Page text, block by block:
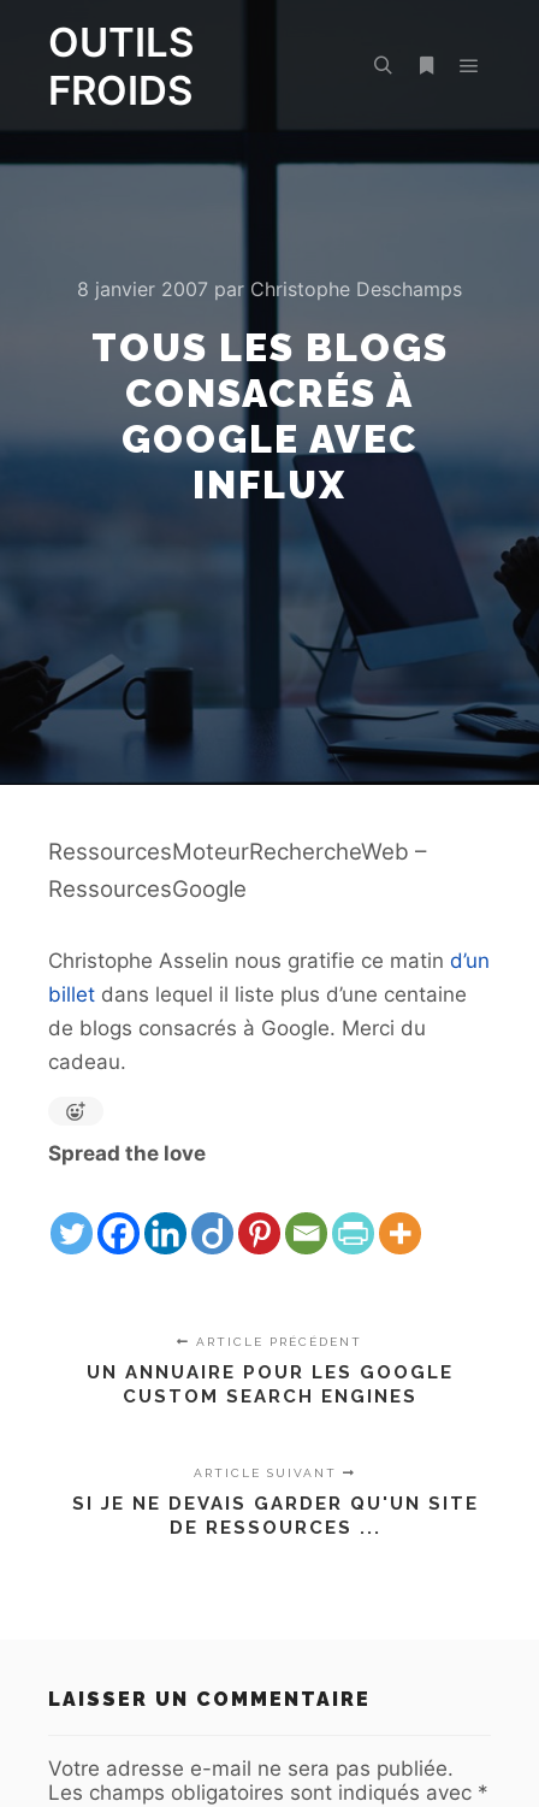
OUTILS
FROIDS
8 janvier 2007 par Christophe Deschamps
TOUS LES BLOGS
CONSACRÉS À
GOOGLE AVEC
INFLUX
RessourcesMoteurRechercheWeb –
RessourcesGoogle
Christophe Asselin nous gratifie ce matin d’un
billet dans lequel il liste plus d’une centaine
de blogs consacrés à Google. Merci du
cadeau.
Spread the love
ARTICLE PRÉCÉDENT
UN ANNUAIRE POUR LES GOOGLE
CUSTOM SEARCH ENGINES
ARTICLE SUIVANT
SI JE NE DEVAIS GARDER QU'UN SITE
DE RESSOURCES ...
LAISSER UN COMMENTAIRE
Votre adresse e-mail ne sera pas publiée.
Les champs obligatoires sont indiqués avec *